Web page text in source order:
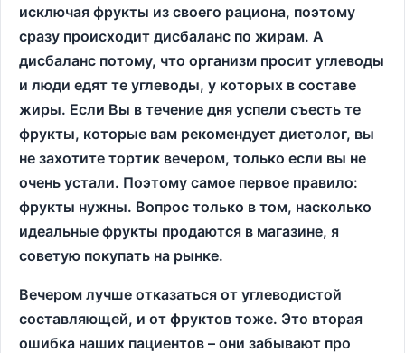
исключая фрукты из своего рациона, поэтому
сразу происходит дисбаланс по жирам. А
дисбаланс потому, что организм просит углеводы
и люди едят те углеводы, у которых в составе
жиры. Если Вы в течение дня успели съесть те
фрукты, которые вам рекомендует диетолог, вы
не захотите тортик вечером, только если вы не
очень устали. Поэтому самое первое правило:
фрукты нужны. Вопрос только в том, насколько
идеальные фрукты продаются в магазине, я
советую покупать на рынке.
Вечером лучше отказаться от углеводистой
составляющей, и от фруктов тоже. Это вторая
ошибка наших пациентов – они забывают про